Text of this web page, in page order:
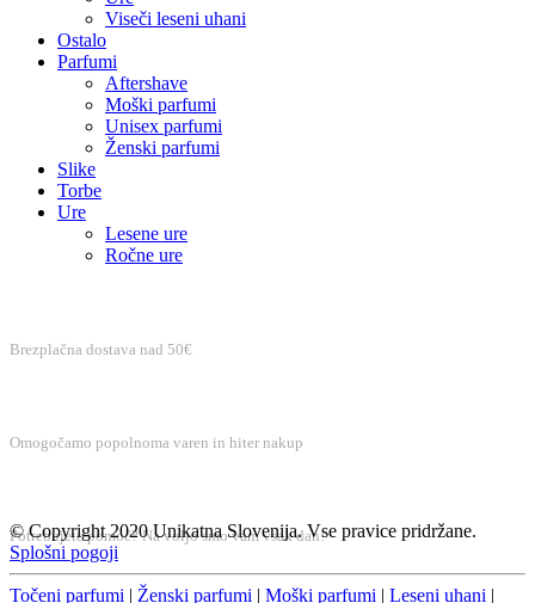
Viseči leseni uhani
Ostalo
Parfumi
Aftershave
Moški parfumi
Unisex parfumi
Ženski parfumi
Slike
Torbe
Ure
Lesene ure
Ročne ure
Brezplačna dostava nad 50€
Omogočamo popolnoma varen in hiter nakup
Potrebujete pomoč? Na voljo smo vam vsak dan!
© Copyright 2020 Unikatna Slovenija. Vse pravice pridržane.
Splošni pogoji
Točeni parfumi | Ženski parfumi | Moški parfumi | Leseni uhani |